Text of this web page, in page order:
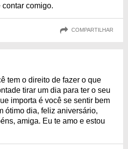
contar comigo.
COMPARTILHAR
tem o direito de fazer o que
tirar um dia para ter o seu
importa é você se sentir bem
ótimo dia, feliz aniversário,
amiga. Eu te amo e estou